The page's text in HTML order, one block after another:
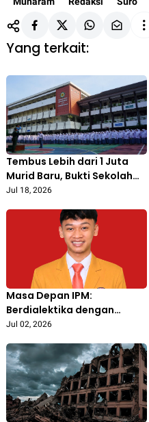
Yang terkait:
Tembus Lebih dari 1 Juta
Murid Baru, Bukti Sekolah
Muhammadiyah Kian
Jul 18, 2026
Masa Depan IPM:
Berdialektika dengan
Zaman Tanpa Kehilangan
Jul 02, 2026